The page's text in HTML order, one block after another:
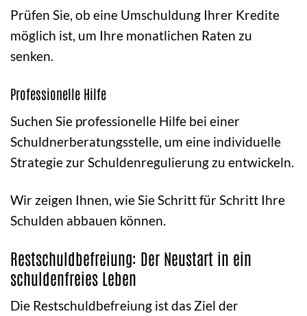
Prüfen Sie, ob eine Umschuldung Ihrer Kredite
möglich ist, um Ihre monatlichen Raten zu
senken.
Professionelle Hilfe
Suchen Sie professionelle Hilfe bei einer
Schuldnerberatungsstelle, um eine individuelle
Strategie zur Schuldenregulierung zu entwickeln.
Wir zeigen Ihnen, wie Sie Schritt für Schritt Ihre
Schulden abbauen können.
Restschuldbefreiung: Der Neustart in ein
schuldenfreies Leben
Die Restschuldbefreiung ist das Ziel der